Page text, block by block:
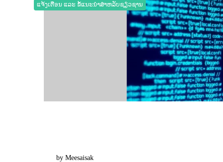
ແຈ້ງເຕືອນ ແລະ ຂໍ້ແນະນຳສຳຫລັບຊຽ່ວຊານ
by Meesaisak